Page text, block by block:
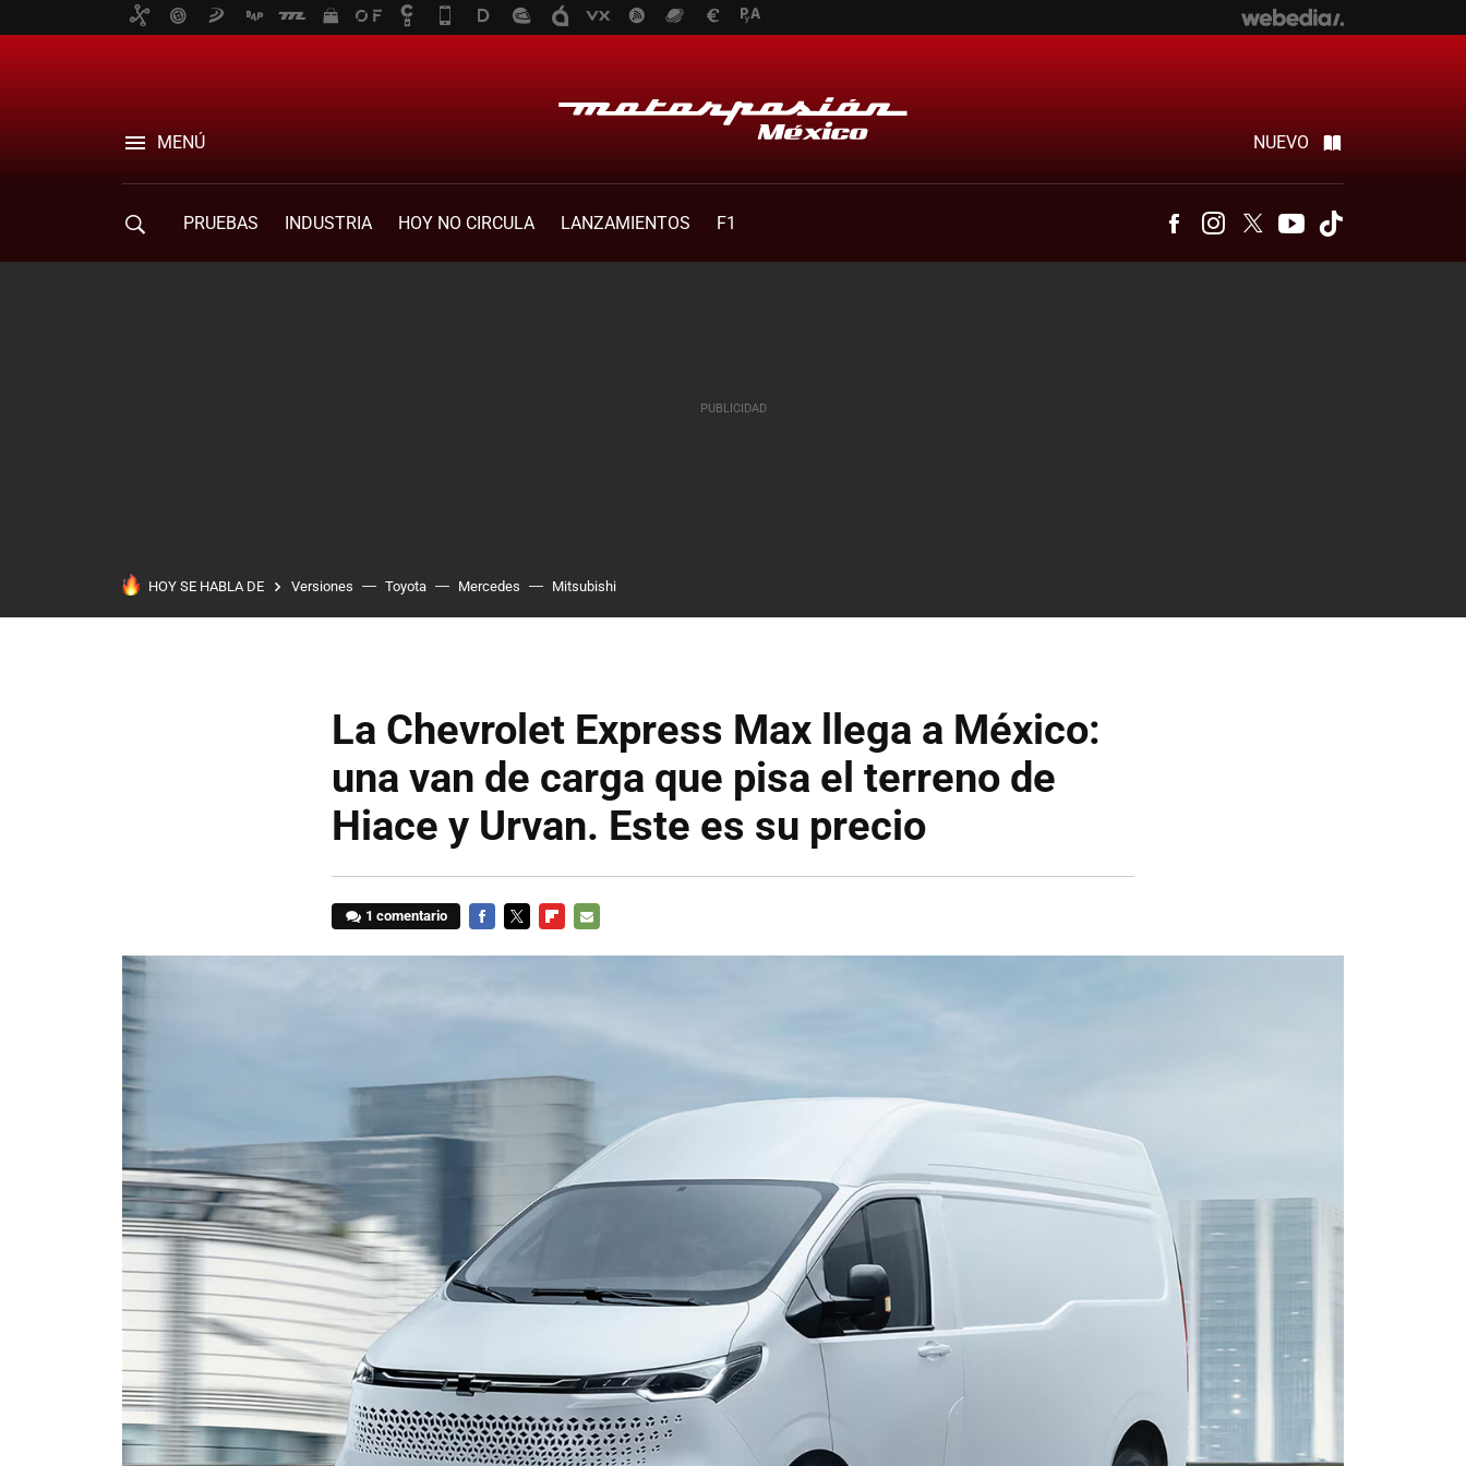
MENÚ NUEVO
PRUEBAS INDUSTRIA HOY NO CIRCULA LANZAMIENTOS F1 FacebookInstagram
Twitter Youtube
HOY SE HABLA DE Versiones Toyota Mercedes Mitsubishi
La Chevrolet Express Max llega a México:
una van de carga que pisa el terreno de
Hiace y Urvan. Este es su precio
1 comentario